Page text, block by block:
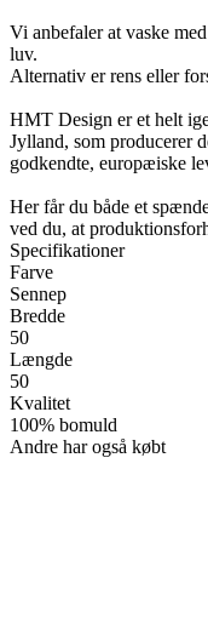
Vi anbefaler at vaske
luv.
Alternativ er rens eller
HMT Design er et helt
Jylland, som producerer
godkendte, europæiske
Her får du både et
ved du, at
Specifikationer
Farve
Sennep
Bredde
50
Længde
50
Kvalitet
100% bomuld
Andre har også købt